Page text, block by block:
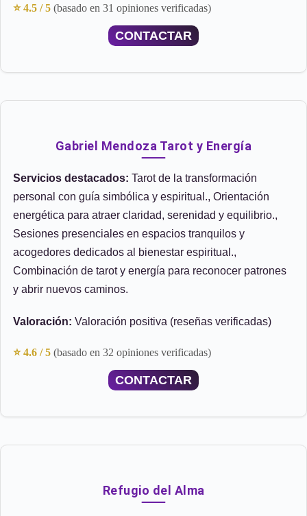
⭐ 4.5 / 5 (basado en 31 opiniones verificadas)
CONTACTAR
Gabriel Mendoza Tarot y Energía
Servicios destacados: Tarot de la transformación
personal con guía simbólica y espiritual., Orientación
energética para atraer claridad, serenidad y equilibrio.,
Sesiones presenciales en espacios tranquilos y
acogedores dedicados al bienestar espiritual.,
Combinación de tarot y energía para reconocer patrones
y abrir nuevos caminos.
Valoración: Valoración positiva (reseñas verificadas)
⭐ 4.6 / 5 (basado en 32 opiniones verificadas)
CONTACTAR
Refugio del Alma